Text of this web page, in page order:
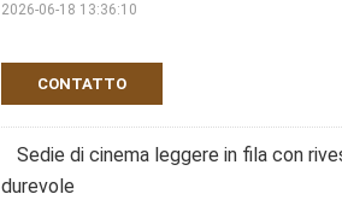
CONTATTO
2026-06-18 13:36:10
Sedie di cinema leggere in fila con
durevole